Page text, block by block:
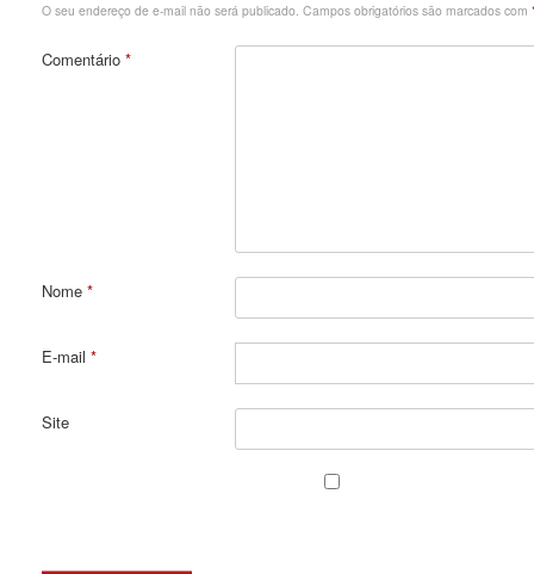
O seu endereço de e-mail não será publicado. Campos obrigatórios são marcados com
Comentário *
Nome *
E-mail *
Site